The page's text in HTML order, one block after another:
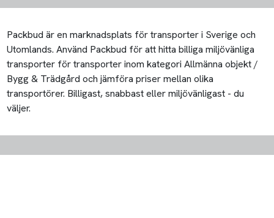
Packbud är en marknadsplats för transporter i Sverige och
Utomlands. Använd Packbud för att hitta billiga miljövänliga
transporter för transporter inom kategori Allmänna objekt /
Bygg & Trädgård och jämföra priser mellan olika
transportörer. Billigast, snabbast eller miljövänligast - du
väljer.